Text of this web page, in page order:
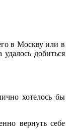
в Москву или в
добиться
хотелось бы
вернуть себе